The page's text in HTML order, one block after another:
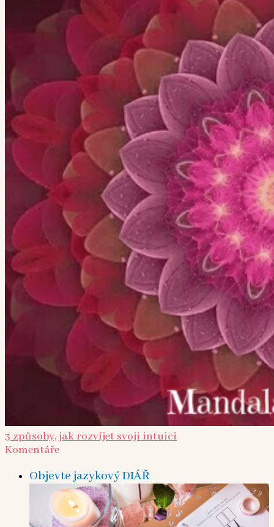
3 způsoby, jak rozvíjet svoji intuici
Komentáře
Objevte jazykový DIÁŘ